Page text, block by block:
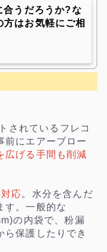
合うだろうか?な
はお気軽にご相
されているフレコ
前にエアーブロー
広げる手間も削減
応。水分を含んだ
す。一般的な
の内袋で、粉漏
ら保護したりでき